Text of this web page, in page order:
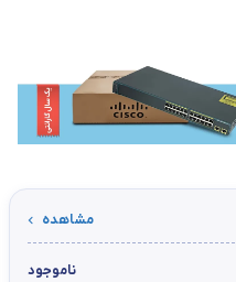
مشاهده
ناموجود